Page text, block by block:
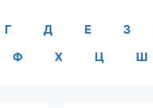
Г Д Е З
Ф Х Ц Ш